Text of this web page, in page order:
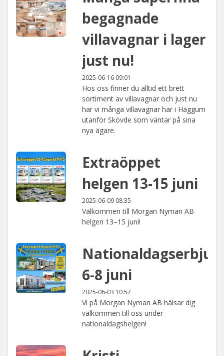
begagnade
villavagnar i lager
just nu!
2025-06-16 09:01
Hos oss finner du alltid ett brett
sortiment av villavagnar och just nu
har vi många villavagnar här i Häggum
utanför Skövde som väntar på sina
nya ägare.
Extraöppet
helgen 13-15 juni
2025-06-09 08:35
Välkommen till Morgan Nyman AB
helgen 13–15 juni!
6-8 juni
2025-06-03 10:57
Vi på Morgan Nyman AB hälsar dig
välkommen till oss under
nationaldagshelgen!